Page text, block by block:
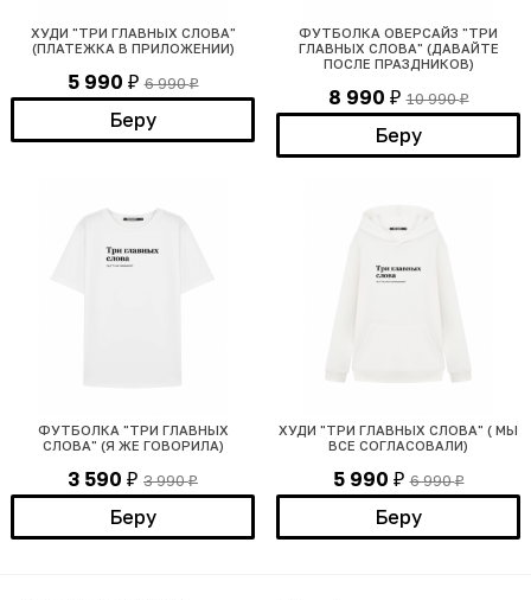
ХУДИ "ТРИ ГЛАВНЫХ СЛОВА"
(ПЛАТЕЖКА В ПРИЛОЖЕНИИ)
5 990 ₽ 6 990₽
Беру
ФУТБОЛКА ОВЕРСАЙЗ "ТРИ
ГЛАВНЫХ СЛОВА" (ДАВАЙТЕ
ПОСЛЕ ПРАЗДНИКОВ)
8 990 ₽ 10 990₽
Беру
ФУТБОЛКА "ТРИ ГЛАВНЫХ
СЛОВА" (Я ЖЕ ГОВОРИЛА)
3 590 ₽ 3 990₽
Беру
ХУДИ "ТРИ ГЛАВНЫХ СЛОВА" ( МЫ
ВСЕ СОГЛАСОВАЛИ)
5 990 ₽ 6 990₽
Беру